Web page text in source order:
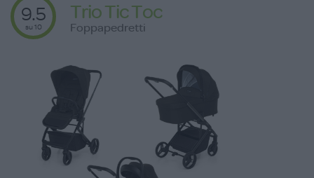
9.5
su 10
Trio Tic Toc
Foppapedretti